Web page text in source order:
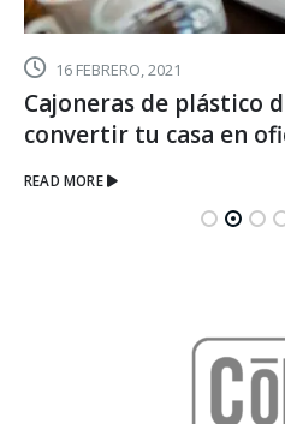
16 FEBRERO, 2021
Cajoneras de plástico
convertir tu casa en
READ MORE